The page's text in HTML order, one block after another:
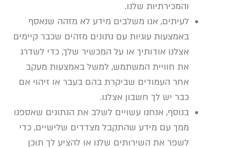
והמכירתיות שלנו.
לעיתים, אנו משלבים מידע לא מזהה שנאסף
באמצעות עוגיות עם נתונים מזהים שכבר קיימים
אצלנו אודותיך או על המכשיר שלך, כדי לשדרג
את חוויית המשתמש, למשל באמצעות מעקב
אחר העמודים שביקרת בהם בעבר או זיהוי אם
כבר יש לך חשבון אצלנו.
בנוסף, אנחנו עשויים לשלב את הנתונים שאספנו
ממך עם מידע שהתקבל מצדדים שלישיים, כדי
לשפר את השירותים שלנו או להציע לך תוכן